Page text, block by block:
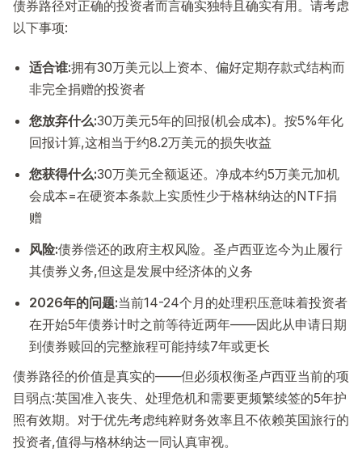
债券路径对正确的投资者而言确实独特且确实有用。请考虑
以下事项:
适合谁:拥有30万美元以上资本、偏好定期存款式结构而
非完全捐赠的投资者
您放弃什么:30万美元5年的回报(机会成本)。按5%年化
回报计算,这相当于约8.2万美元的损失收益
您获得什么:30万美元全额返还。净成本约5万美元加机
会成本=在硬资本条款上实质性少于格林纳达的NTF捐
赠
风险:债券偿还的政府主权风险。圣卢西亚迄今为止履行
其债券义务,但这是发展中经济体的义务
2026年的问题:当前14-24个月的处理积压意味着投资者
在开始5年债券计时之前等待近两年——因此从申请日期
到债券赎回的完整旅程可能持续7年或更长
债券路径的价值是真实的——但必须权衡圣卢西亚当前的项
目弱点:英国准入丧失、处理危机和需要更频繁续签的5年护
照有效期。对于优先考虑纯粹财务效率且不依赖英国旅行的
投资者,值得与格林纳达一同认真审视。